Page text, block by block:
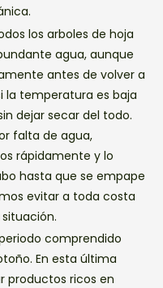
los arboles de hoja
agua, aunque
antes de volver a
la temperatura es baja
dejar secar del todo.
falta de agua,
rápidamente y lo
hasta que se empape
evitar a toda costa
comprendido
En esta última
productos ricos en